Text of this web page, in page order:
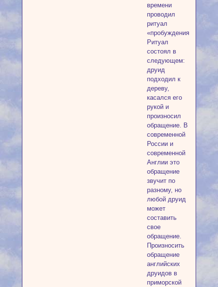
времени
проводил
ритуал
«пробуждения».
Ритуал
состоял в
следующем:
друид
подходил к
дереву,
касался его
рукой и
произносил
обращение. В
современной
России и
современной
Англии это
обращение
звучит по
разному, но
любой друид
может
составить
свое
обращение.
Произносить
обращение
английских
друидов в
приморской